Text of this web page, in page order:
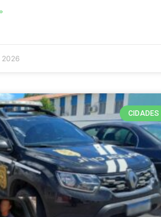
2026
CIDADES